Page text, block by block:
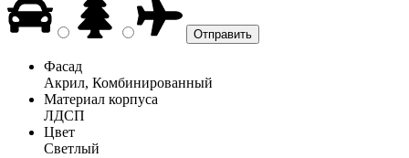
Фасад
Акрил, Комбинированный
Материал корпуса
ЛДСП
Цвет
Светлый